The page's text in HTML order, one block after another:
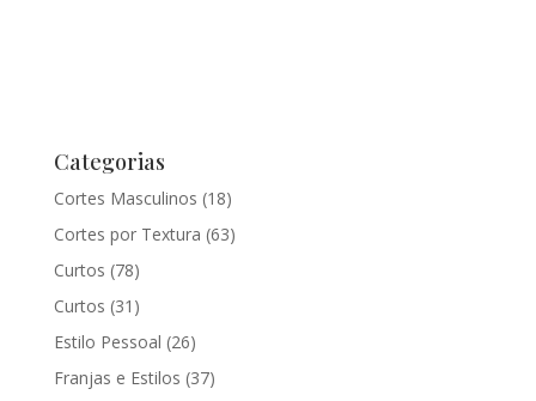
Categorias
Cortes Masculinos (18)
Cortes por Textura (63)
Curtos (78)
Curtos (31)
Estilo Pessoal (26)
Franjas e Estilos (37)